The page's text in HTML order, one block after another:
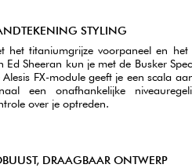
STYLING
het titaniumgrijze voorpaneel en
Ed Sheeran kun je met de Busker
Alesis FX-module geeft je een scala
een onafhankelijke
over je optreden.
DRAAGBAAR ONTWERP